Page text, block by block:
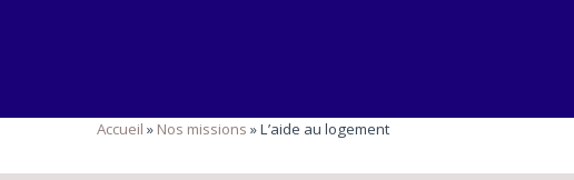
Accueil » Nos missions »L’aide au logement